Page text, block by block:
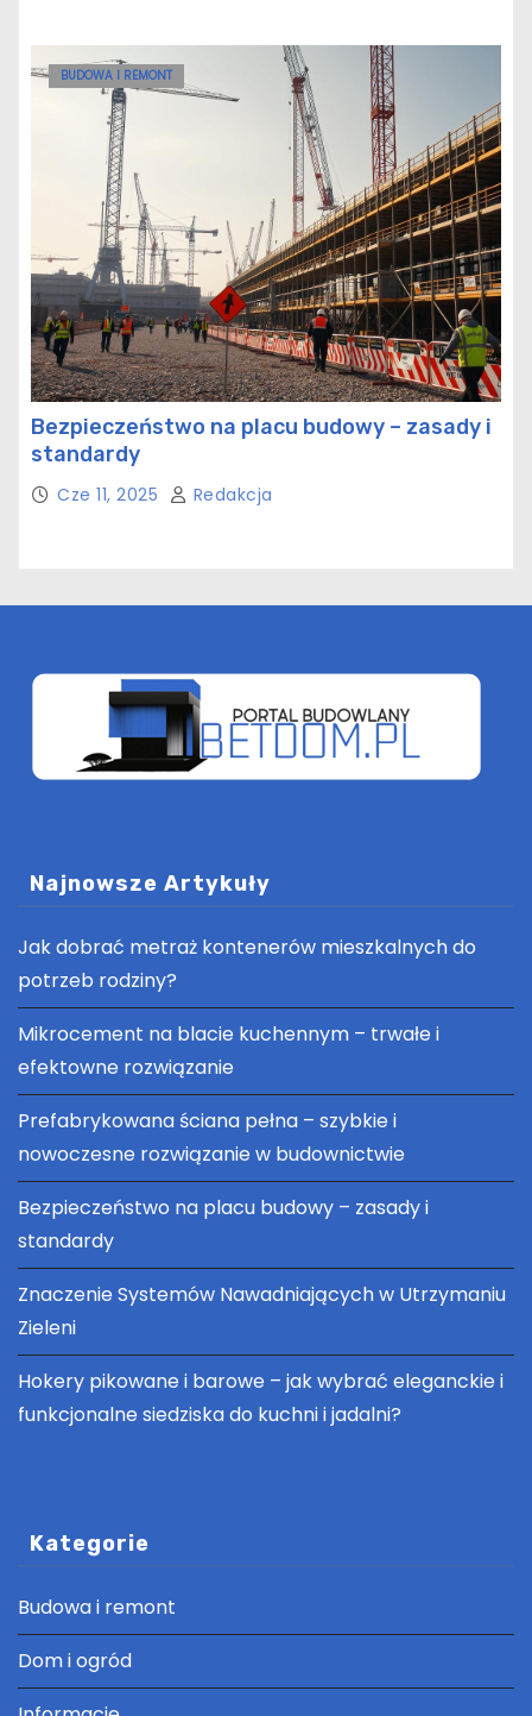
BUDOWA I REMONT
Bezpieczeństwo na placu budowy – zasady i
standardy
Cze 11, 2025 Redakcja
Najnowsze Artykuły
Jak dobrać metraż kontenerów mieszkalnych do
potrzeb rodziny?
Mikrocement na blacie kuchennym – trwałe i
efektowne rozwiązanie
Prefabrykowana ściana pełna – szybkie i
nowoczesne rozwiązanie w budownictwie
Bezpieczeństwo na placu budowy – zasady i
standardy
Znaczenie Systemów Nawadniających w Utrzymaniu
Zieleni
Hokery pikowane i barowe – jak wybrać eleganckie i
funkcjonalne siedziska do kuchni i jadalni?
Kategorie
Budowa i remont
Dom i ogród